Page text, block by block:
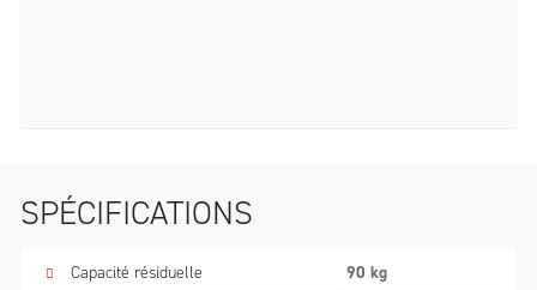
SPÉCIFICATIONS
Capacité résiduelle
90 kg